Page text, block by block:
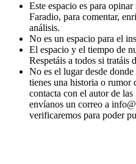
Este espacio es para
Faradio, para comentar,
análisis.
No es un espacio para el
El espacio y el tiempo de
Respetáis a todos si tratáis
No es el lugar desde
tienes una historia o rumor
contacta con el autor de
envíanos un correo a
verificaremos para poder